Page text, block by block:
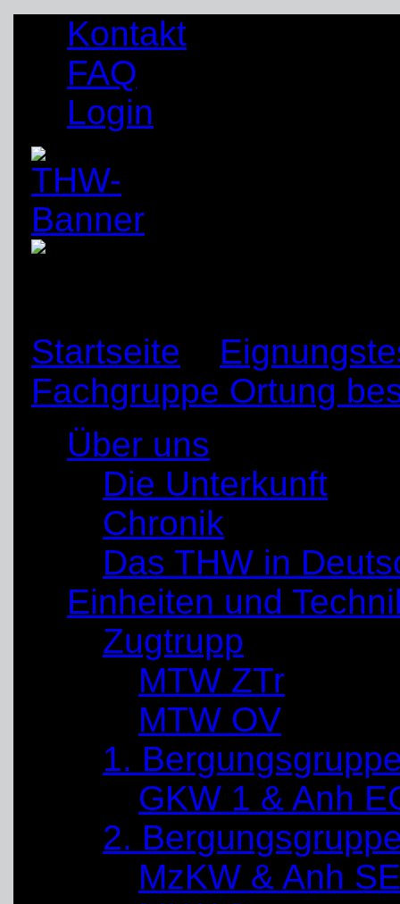
Kontakt
FAQ
Login
Startseite
Fachgruppe Ortung
Über uns
Die Unterkunft
Chronik
Das THW in
Einheiten und
Zugtrupp
MTW ZTr
MTW OV
1.
GKW 1 & Anh
2.
MzKW & Anh